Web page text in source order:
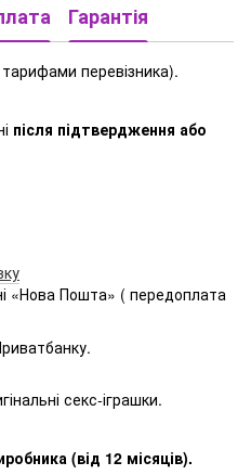
Гарантія
перевізника).
після підтвердження або
«Нова Пошта» ( передоплата
секс-іграшки.
(від 12 місяців).